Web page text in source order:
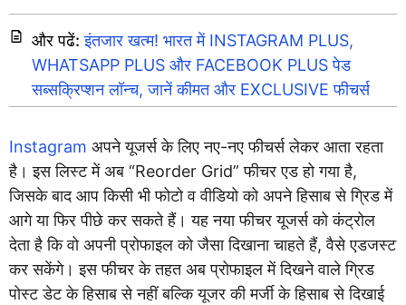
और पढें:इंतजार खत्म! भारत में INSTAGRAM PLUS,
WHATSAPP PLUS और FACEBOOK PLUS पेड
सब्सक्रिप्शन लॉन्च, जानें कीमत और EXCLUSIVE फीचर्स
Instagram अपने यूजर्स के लिए नए-नए फीचर्स लेकर आता रहता
है। इस लिस्ट में अब “Reorder Grid” फीचर एड हो गया है,
जिसके बाद आप किसी भी फोटो व वीडियो को अपने हिसाब से ग्रिड में
आगे या फिर पीछे कर सकते हैं। यह नया फीचर यूजर्स को कंट्रोल
देता है कि वो अपनी प्रोफाइल को जैसा दिखाना चाहते हैं, वैसे एडजस्ट
कर सकेंगे। इस फीचर के तहत अब प्रोफाइल में दिखने वाले ग्रिड
पोस्ट डेट के हिसाब से नहीं बल्कि यूजर की मर्जी के हिसाब से दिखाई